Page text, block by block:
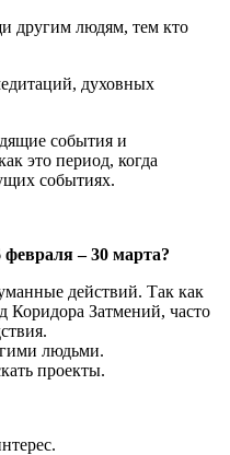
другим людям, тем кто
духовных
события и
это период, когда
событиях.
февраля – 30 марта?
действий. Так как
Коридора Затмений, часто
людьми.
проекты.